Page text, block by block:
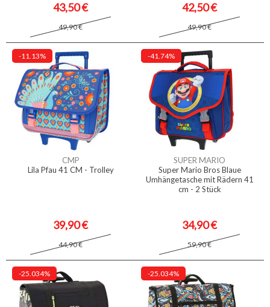
43,50 €
49,90 €
42,50 €
49,90 €
-11.13%
CMP
Lila Pfau 41 CM - Trolley
39,90 €
44,90 €
-41.74%
SUPER MARIO
Super Mario Bros Blaue
Umhängetasche mit Rädern 41
cm - 2 Stück
34,90 €
59,90 €
-25.034% -25.034%